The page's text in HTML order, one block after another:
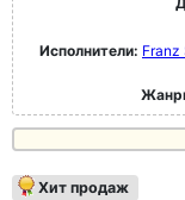
Исполнители: Franz
Хит продаж